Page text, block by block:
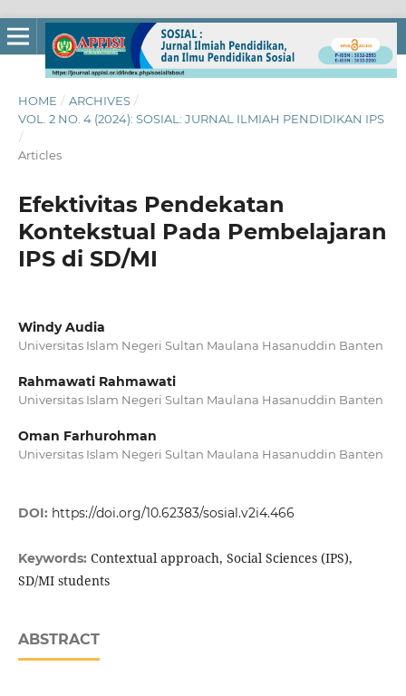
HOME / ARCHIVES /
VOL. 2 NO. 4 (2024): SOSIAL: JURNAL ILMIAH PENDIDIKAN IPS
/
Articles
Efektivitas Pendekatan
Kontekstual Pada Pembelajaran
IPS di SD/MI
Windy Audia
Universitas Islam Negeri Sultan Maulana Hasanuddin Banten
Rahmawati Rahmawati
Universitas Islam Negeri Sultan Maulana Hasanuddin Banten
Oman Farhurohman
Universitas Islam Negeri Sultan Maulana Hasanuddin Banten
DOI: https://doi.org/10.62383/sosial.v2i4.466
Keywords: Contextual approach, Social Sciences (IPS),
SD/MI students
ABSTRACT